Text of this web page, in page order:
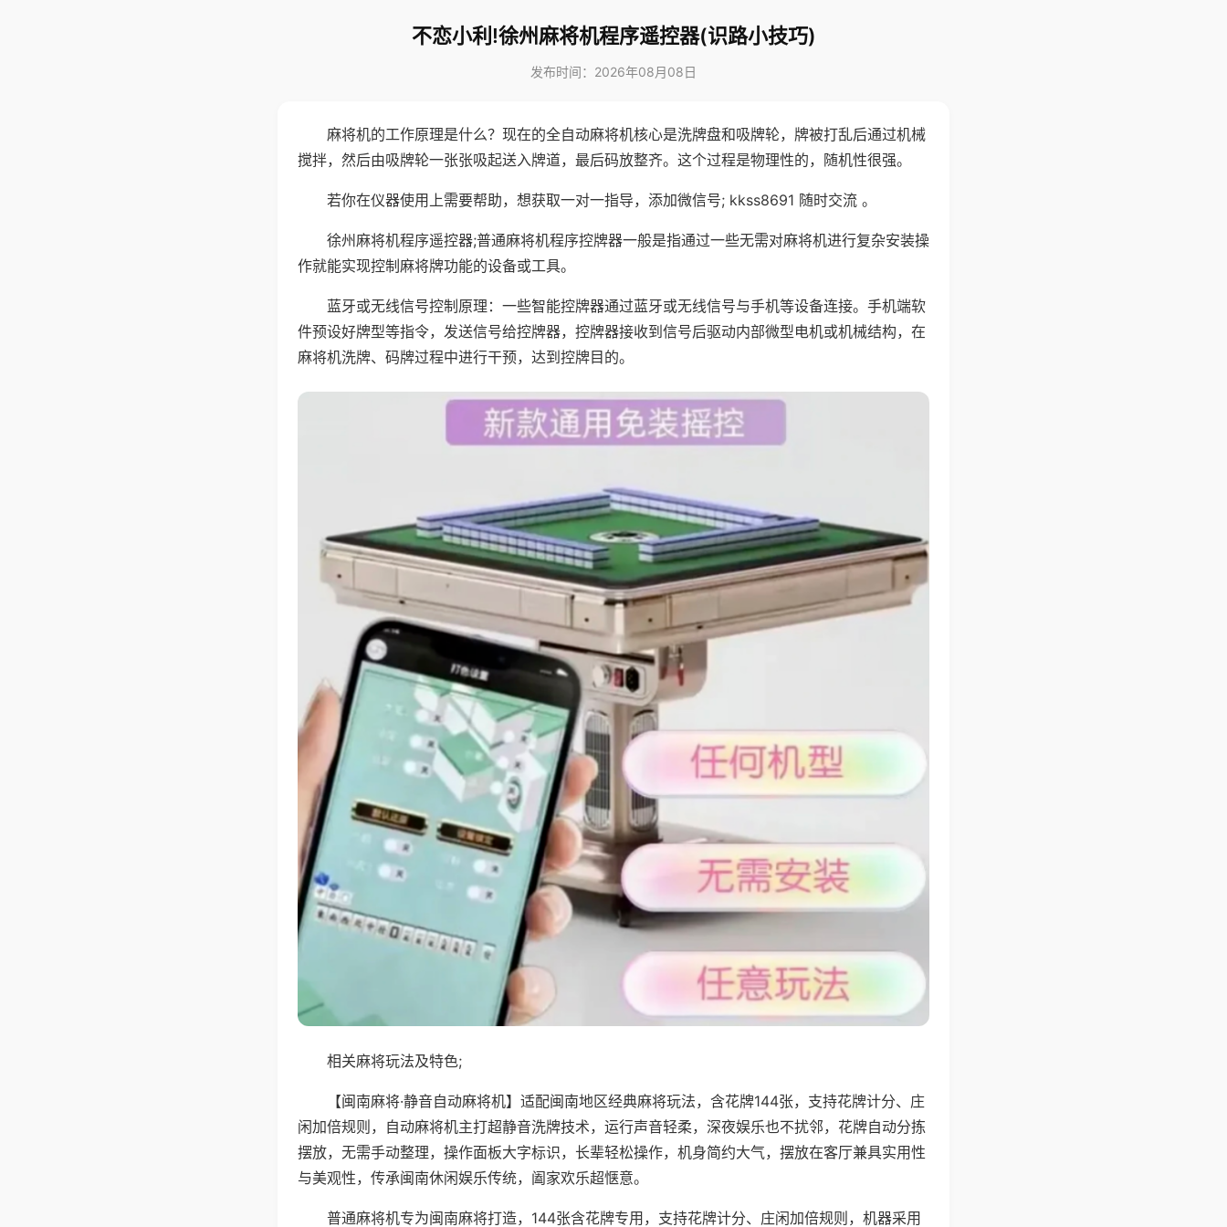
不恋小利!徐州麻将机程序遥控器(识路小技巧)
发布时间：2026年08月08日
麻将机的工作原理是什么？现在的全自动麻将机核心是洗牌盘和吸牌轮，牌被打乱后通过机械
搅拌，然后由吸牌轮一张张吸起送入牌道，最后码放整齐。这个过程是物理性的，随机性很强。
若你在仪器使用上需要帮助，想获取一对一指导，添加微信号; kkss8691 随时交流 。
徐州麻将机程序遥控器;普通麻将机程序控牌器一般是指通过一些无需对麻将机进行复杂安装操
作就能实现控制麻将牌功能的设备或工具。
蓝牙或无线信号控制原理：一些智能控牌器通过蓝牙或无线信号与手机等设备连接。手机端软
件预设好牌型等指令，发送信号给控牌器，控牌器接收到信号后驱动内部微型电机或机械结构，在
麻将机洗牌、码牌过程中进行干预，达到控牌目的。
相关麻将玩法及特色;
【闽南麻将·静音自动麻将机】适配闽南地区经典麻将玩法，含花牌144张，支持花牌计分、庄
闲加倍规则，自动麻将机主打超静音洗牌技术，运行声音轻柔，深夜娱乐也不扰邻，花牌自动分拣
摆放，无需手动整理，操作面板大字标识，长辈轻松操作，机身简约大气，摆放在客厅兼具实用性
与美观性，传承闽南休闲娱乐传统，阖家欢乐超惬意。
普通麻将机专为闽南麻将打造，144张含花牌专用，支持花牌计分、庄闲加倍规则，机器采用